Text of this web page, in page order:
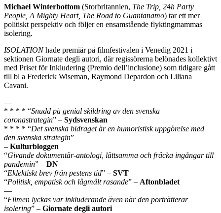
Michael Winterbottom (Storbritannien, The Trip, 24h Party
People, A Mighty Heart, The Road to Guantanamo) tar ett mer
politiskt perspektiv och följer en ensamstående flyktingmammas
isolering.
ISOLATIONhade premiär på filmfestivalen i Venedig 2021 i
sektionen Giornate degli autori, där regissörerna belönades kollektivt
med Priset för Inkludering (Premio dell’inclusione) som tidigare gått
till bl a Frederick Wiseman, Raymond Depardon och Liliana
Cavani.
—
* * * * “Snudd på genial skildring av den svenska
coronastrategin” – Sydsvenskan
* * * * “Det svenska bidraget är en humoristisk uppgörelse med
den svenska strategin”
– Kulturbloggen
“Givande dokumentär-antologi, lättsamma och fräcka ingångar till
pandemin” – DN
“Eklektiskt brev från pestens tid” – SVT
“Politisk, empatisk och lågmält rasande” – Aftonbladet
—
“Filmen lyckas var inkluderande även när den porträtterar
isolering” – Giornate degli autori